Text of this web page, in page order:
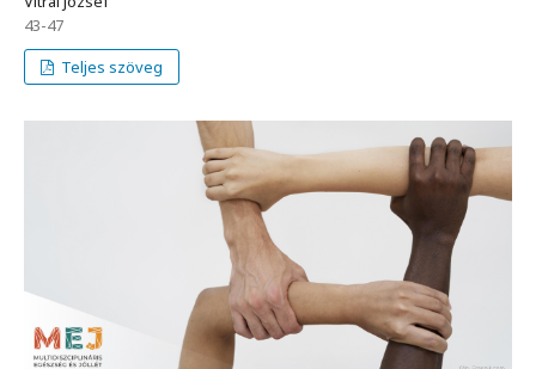
43-47
Teljes szöveg